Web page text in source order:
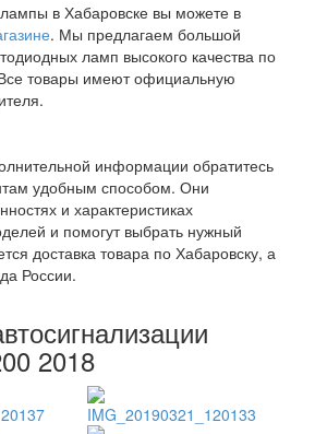
в Хабаровске вы можете в
. Мы предлагаем большой
ламп высокого качества по
товары имеют официальную
информации обратитесь
удобным способом. Они
и характеристиках
и помогут выбрать нужный
доставка товара по Хабаровску, а
России.
2018